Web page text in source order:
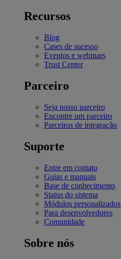
Recursos
Blog
Cases de sucesso
Eventos e webinars
Trust Center
Parceiro
Seja nosso parceiro
Encontre um parceiro
Parceiros de integração
Suporte
Entre em contato
Guias e manuais
Base de conhecimento
Status do sistema
Módulos personalizados
Para desenvolvedores
Comunidade
Sobre nós